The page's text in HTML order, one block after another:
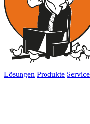
Lösungen Produkte Service